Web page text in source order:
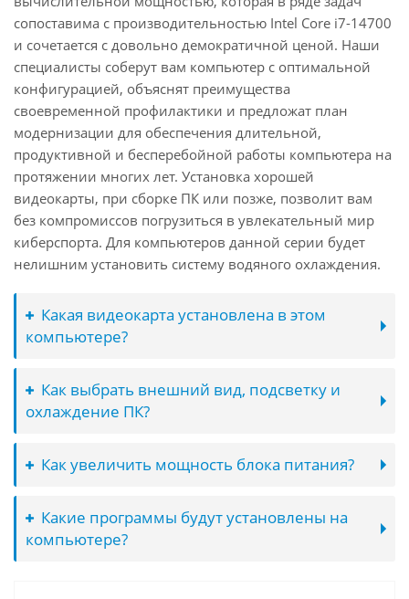
сопоставима с производительностью Intel Core i7-14700
и сочетается с довольно демократичной ценой. Наши
специалисты соберут вам компьютер с оптимальной
конфигурацией, объяснят преимущества
своевременной профилактики и предложат план
модернизации для обеспечения длительной,
продуктивной и бесперебойной работы компьютера на
протяжении многих лет. Установка хорошей
видеокарты, при сборке ПК или позже, позволит вам
без компромиссов погрузиться в увлекательный мир
киберспорта. Для компьютеров данной серии будет
нелишним установить систему водяного охлаждения.
Какая видеокарта установлена в этом
компьютере?
Как выбрать внешний вид, подсветку и
охлаждение ПК?
Как увеличить мощность блока питания?
Какие программы будут установлены на
компьютере?